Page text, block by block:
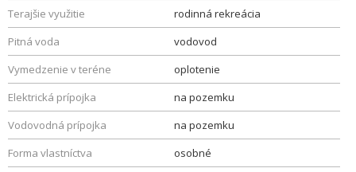
Terajšie využitie
rodinná rekreácia
Pitná voda
vodovod
Vymedzenie v teréne
oplotenie
Elektrická prípojka
na pozemku
Vodovodná prípojka
na pozemku
Forma vlastníctva
osobné